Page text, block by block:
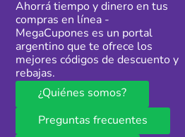
Ahorrá tiempo y dinero en tus
compras en línea -
MegaCupones es un portal
argentino que te ofrece los
mejores códigos de descuento y
rebajas.
¿Quiénes somos?
Preguntas frecuentes